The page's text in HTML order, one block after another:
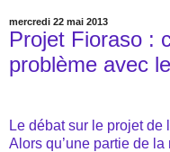
mercredi 22 mai 2013
Projet Fioraso :
problème avec
Le débat sur le projet de
Alors qu’une partie de la